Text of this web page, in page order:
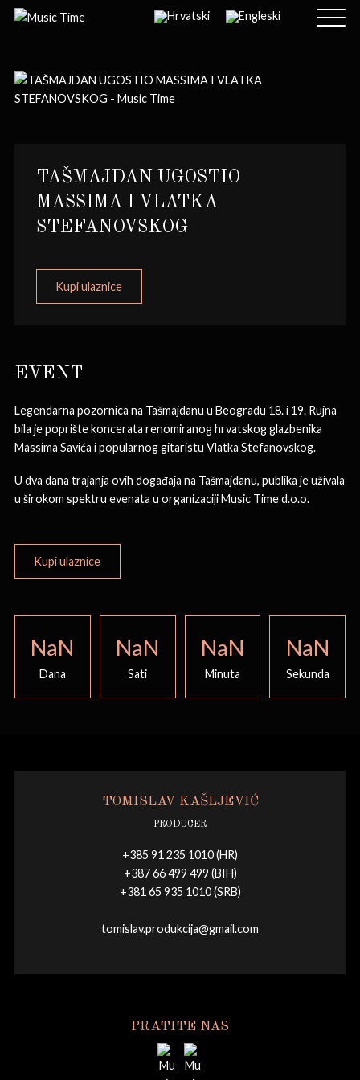
TAŠMAJDAN UGOSTIO
MASSIMA I VLATKA
STEFANOVSKOG
Kupi ulaznice
EVENT
Legendarna pozornica na Tašmajdanu u Beogradu 18. i 19. Rujna
bila je poprište koncerata renomiranog hrvatskog glazbenika
Massima Savića i popularnog gitaristu Vlatka Stefanovskog.
U dva dana trajanja ovih događaja na Tašmajdanu, publika je uživala
u širokom spektru evenata u organizaciji Music Time d.o.o.
Kupi ulaznice
NaN
Dana
NaN
Sati
NaN
Minuta
NaN
Sekunda
TOMISLAV KAŠLJEVIĆ
PRODUCER
+385 91 235 1010 (HR)
+387 66 499 499 (BIH)
+381 65 935 1010 (SRB)
tomislav.produkcija@gmail.com
PRATITE NAS